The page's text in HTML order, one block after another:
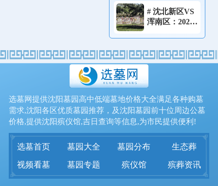
于一体的理想
选择！
# 沈北新区VS
浑南区：2026
么选？
选墓网提供沈阳墓园高中低端墓地价格大全满足各种购墓
需求,沈阳各区优质墓园推荐，及沈阳墓园前十位周边公墓
价格,提供沈阳殡仪馆,吉日查询等信息,为市民提供便利!
选墓首页 墓园大全 墓园分布
生态葬
视频看墓
墓园专题 殡仪馆 殡葬资讯